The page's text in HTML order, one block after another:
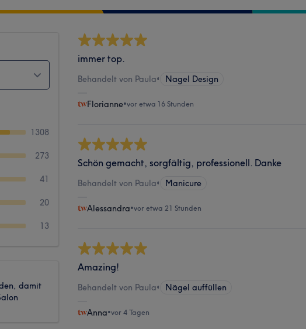
1308
273
41
20
13
damit
immer top.
Behandelt von Paula• Nagel Design
Florianne•vor etwa 16 Stunden
Schön gemacht, sorgfältig, professionell. Danke
Behandelt von Paula• Manicure
Alessandra•vor etwa 21 Stunden
Amazing!
Behandelt von Paula• Nägel auffüllen
Anna•vor 4 Tagen